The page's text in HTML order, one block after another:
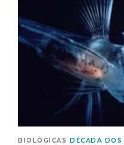
BIOLÓGICAS DÉCADA DOS